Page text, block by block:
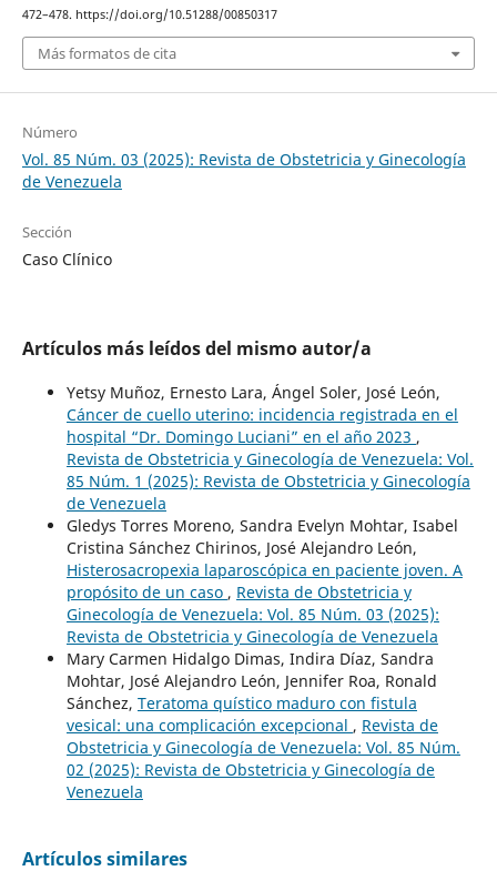
472–478. https://doi.org/10.51288/00850317
Más formatos de cita
Número
Vol. 85 Núm. 03 (2025): Revista de Obstetricia y Ginecología
de Venezuela
Sección
Caso Clínico
Artículos más leídos del mismo autor/a
Yetsy Muñoz, Ernesto Lara, Ángel Soler, José León,
Cáncer de cuello uterino: incidencia registrada en el
hospital “Dr. Domingo Luciani” en el año 2023 ,
Revista de Obstetricia y Ginecología de Venezuela: Vol.
85 Núm. 1 (2025): Revista de Obstetricia y Ginecología
de Venezuela
Gledys Torres Moreno, Sandra Evelyn Mohtar, Isabel
Cristina Sánchez Chirinos, José Alejandro León,
Histerosacropexia laparoscópica en paciente joven. A
propósito de un caso , Revista de Obstetricia y
Ginecología de Venezuela: Vol. 85 Núm. 03 (2025):
Revista de Obstetricia y Ginecología de Venezuela
Mary Carmen Hidalgo Dimas, Indira Díaz, Sandra
Mohtar, José Alejandro León, Jennifer Roa, Ronald
Sánchez, Teratoma quístico maduro con fistula
vesical: una complicación excepcional , Revista de
Obstetricia y Ginecología de Venezuela: Vol. 85 Núm.
02 (2025): Revista de Obstetricia y Ginecología de
Venezuela
Artículos similares